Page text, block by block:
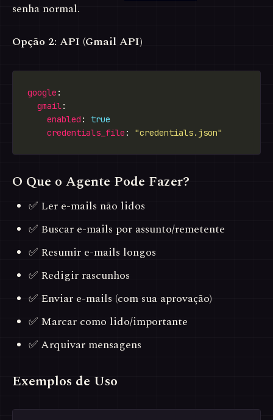
senha normal.
Opção 2: API (Gmail API)
google
gmail
enabled : true
credentials_file : "credentials.json"
O Que o Agente Pode Fazer?
✅ Ler e-mails não lidos
✅ Buscar e-mails por assunto/remetente
✅ Resumir e-mails longos
✅ Redigir rascunhos
✅ Enviar e-mails (com sua aprovação)
✅ Marcar como lido/importante
✅ Arquivar mensagens
Exemplos de Uso